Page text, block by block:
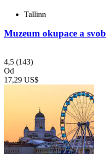
Tallinn
Muzeum okupace a
4,5 (143)
Od
17,29 US$